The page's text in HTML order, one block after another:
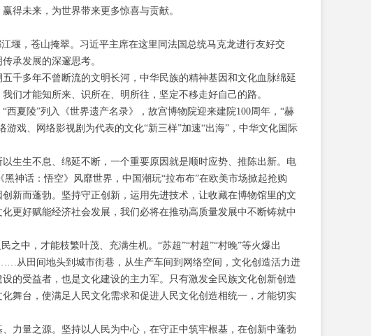
得未来，为世界带来更多惊喜与贡献。
堰，苍山掩翠。习近平主席在这里同法国总统马克龙进行友好交
承发展的深邃思考。
千多年不曾断流的文明长河，中华民族的精神基因和文化血脉绵延
们才能知所来、识所在、明所往，坚定不移走好自己的路。
夏陵”列入《世界遗产名录》，故宫博物院迎来建院100周年，“赫
戏、网络影视剧为代表的文化“新三样”加速“出海”，中华文化国际
生生不息、绵延不断，一个重要原因就是顺时应势、推陈出新。电
神话：悟空》风靡世界，中国潮玩“拉布布”在欧美市场掀起抢购
新而蓬勃。坚持守正创新，运用先进技术，让收藏在博物馆里的文
更好赋能经济社会发展，我们必将在推动高质量发展中不断铸就中
中，才能枝繁叶茂、充满生机。“苏超”“村超”“村晚”等火爆出
从田间地头到城市街巷，从生产车间到网络空间，文化创造活力迸
的受益者，也是文化建设的主力军。只有激发全民族文化创新创造
舞台，使满足人民文化需求和促进人民文化创造相统一，才能切实
力量之源。坚持以人民为中心，在守正中筑牢根基，在创新中蓬勃